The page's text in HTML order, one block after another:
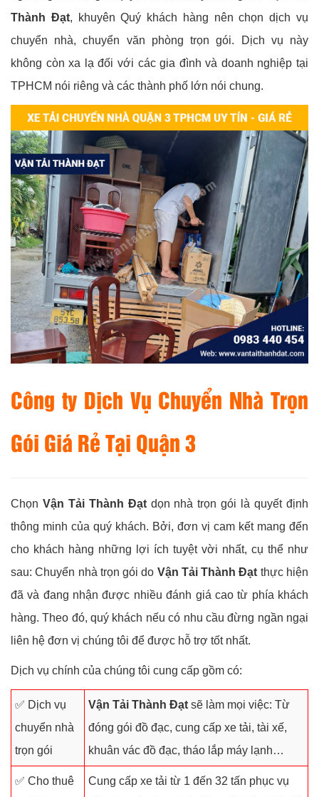
Thành Đạt, khuyên Quý khách hàng nên chọn dịch vụ
chuyển nhà, chuyển văn phòng trọn gói. Dịch vụ này
không còn xa lạ đối với các gia đình và doanh nghiệp tại
TPHCM nói riêng và các thành phố lớn nói chung.
Công ty Dịch Vụ Chuyển Nhà Trọn
Gói Giá Rẻ Tại Quận 3
Chọn Vận Tải Thành Đạtdọn nhà trọn gói là quyết định
thông minh của quý khách. Bởi, đơn vị cam kết mang đến
cho khách hàng những lợi ích tuyệt vời nhất, cụ thể như
sau: Chuyển nhà trọn gói do Vận Tải Thành Đạt thực hiện
đã và đang nhận được nhiều đánh giá cao từ phía khách
hàng. Theo đó, quý khách nếu có nhu cầu đừng ngần ngại
liên hệ đơn vị chúng tôi để được hỗ trợ tốt nhất.
Dịch vụ chính của chúng tôi cung cấp gồm có:
✅ Dịch vụ
chuyển nhà
trọn gói
Vận Tải Thành Đạt sẽ làm mọi việc: Từ
đóng gói đồ đạc, cung cấp xe tải, tài xế,
khuân vác đồ đạc, tháo lắp máy lạnh…
✅ Cho thuê
Cung cấp xe tải từ 1 đến 32 tấn phục vụ